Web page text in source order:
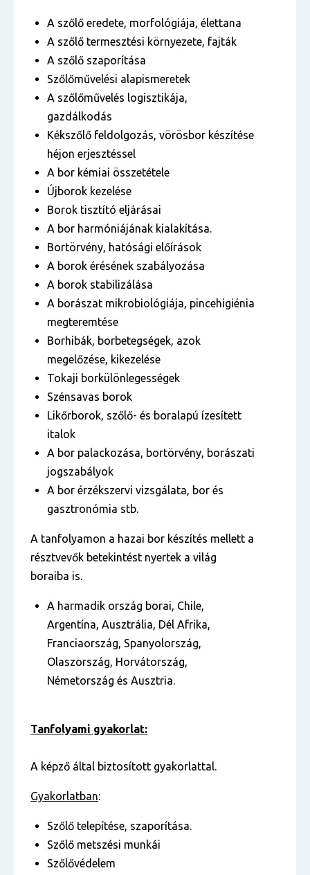
A szőlő eredete, morfológiája, élettana
A szőlő termesztési környezete, fajták
A szőlő szaporítása
Szőlőművelési alapismeretek
A szőlőművelés logisztikája,
gazdálkodás
Kékszőlő feldolgozás, vörösbor készítése
héjon erjesztéssel
A bor kémiai összetétele
Újborok kezelése
Borok tisztító eljárásai
A bor harmóniájának kialakítása.
Bortörvény, hatósági előírások
A borok érésének szabályozása
A borok stabilizálása
A borászat mikrobiológiája, pincehigiénia
megteremtése
Borhibák, borbetegségek, azok
megelőzése, kikezelése
Tokaji borkülönlegességek
Szénsavas borok
Likőrborok, szőlő- és boralapú ízesített
italok
A bor palackozása, bortörvény, borászati
jogszabályok
A bor érzékszervi vizsgálata, bor és
gasztronómia stb.
A tanfolyamon a hazai bor készítés mellett a
résztvevők betekintést nyertek a világ
boraiba is.
A harmadik ország borai, Chile,
Argentína, Ausztrália, Dél Afrika,
Franciaország, Spanyolország,
Olaszország, Horvátország,
Németország és Ausztria.
Tanfolyami gyakorlat:
A képző által biztosított gyakorlattal.
Gyakorlatban:
Szőlő telepítése, szaporítása.
Szőlő metszési munkái
Szőlővédelem